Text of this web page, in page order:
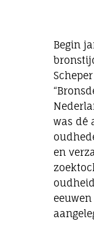
Begin
was dé
en